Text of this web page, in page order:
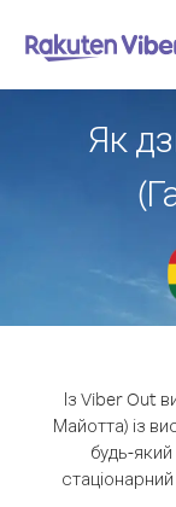
Як
Із Viber Out
Майотта) із
будь-